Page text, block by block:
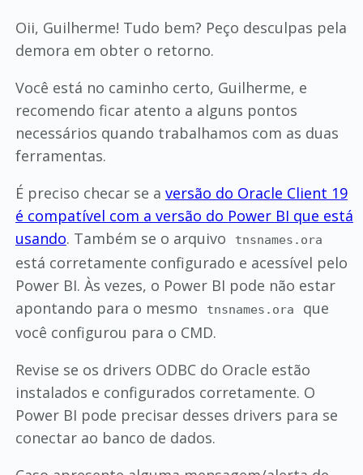
Oii, Guilherme! Tudo bem? Peço desculpas pela
demora em obter o retorno.
Você está no caminho certo, Guilherme, e
recomendo ficar atento a alguns pontos
necessários quando trabalhamos com as duas
ferramentas.
É preciso checar se a versão do Oracle Client 19
é compatível com a versão do Power BI que está
usando. Também se o arquivo tnsnames.ora
está corretamente configurado e acessível pelo
Power BI. Às vezes, o Power BI pode não estar
apontando para o mesmo
tnsnames.ora
que
você configurou para o CMD.
Revise se os drivers ODBC do Oracle estão
instalados e configurados corretamente. O
Power BI pode precisar desses drivers para se
conectar ao banco de dados.